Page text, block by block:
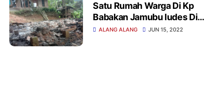
Satu Rumah Warga Di Kp
Babakan Jamubu ludes Di
Lalap Sijago Merah
ALANG ALANG JUN 15, 2022